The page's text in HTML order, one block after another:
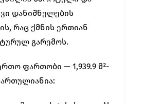
დანიშნულების
რაც ქმნის ერთიან
გარემოს.
ფართობი — 1,939.9 მ²-